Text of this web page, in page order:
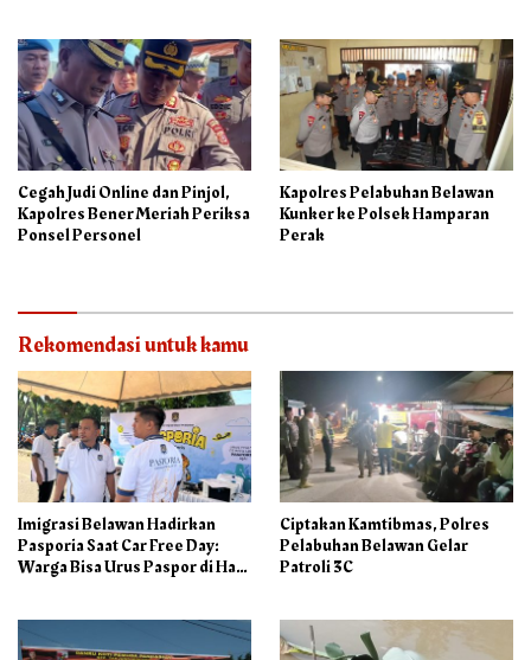
Cegah Judi Online dan Pinjol,
Kapolres Bener Meriah Periksa
Ponsel Personel
Kapolres Pelabuhan Belawan
Kunker ke Polsek Hamparan
Perak
Rekomendasi untuk kamu
Imigrasi Belawan Hadirkan
Pasporia Saat Car Free Day:
Warga Bisa Urus Paspor di Hari
Ciptakan Kamtibmas, Polres
Pelabuhan Belawan Gelar
Patroli 3C